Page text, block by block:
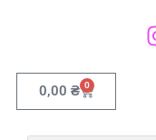
0,00 ₴ 0